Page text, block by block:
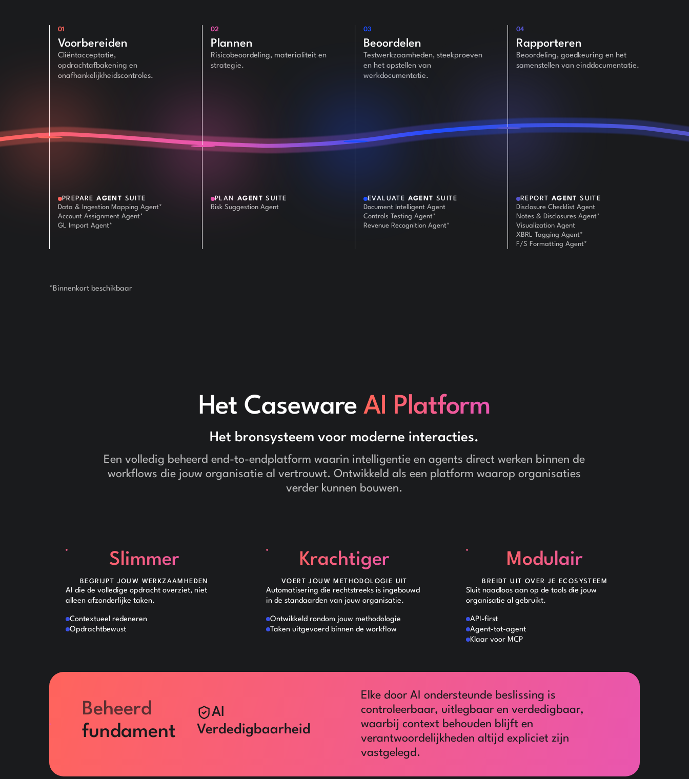
01
Voorbereiden
Cliëntacceptatie,
opdrachtafbakening en
onafhankelijkheidscontroles.
PREPAREAGENT SUITE
Data & Ingestion Mapping Agent*
Account Assignment Agent*
GL Import Agent*
02
Plannen
Risicobeoordeling, materialiteit en
strategie.
PLAN AGENT SUITE
Risk Suggestion Agent
03
Beoordelen
Testwerkzaamheden, steekproeven
en het opstellen van
werkdocumentatie.
EVALUATE AGENT SUITE
Document Intelligent Agent
Controls Testing Agent*
Revenue Recognition Agent*
04
Rapporteren
Beoordeling, goedkeuring en het
samenstellen van einddocumentatie.
REPORT AGENT SUITE
Disclosure Checklist Agent
Notes & Disclosures Agent*
Visualization Agent
XBRL Tagging Agent*
F/S Formatting Agent*
*Binnenkort beschikbaar
Het CasewareAI Platform
Het bronsysteem voor moderne interacties.
Een volledig beheerd end-to-endplatform waarin intelligentie en agents direct werken binnen de
workflows die jouw organisatie al vertrouwt. Ontwikkeld als een platform waarop organisaties
verder kunnen bouwen.
Slimmer
BEGRIJPT JOUW WERKZAAMHEDEN
AI die de volledige opdracht overziet, niet
alleen afzonderlijke taken.
Contextueel redeneren
Opdrachtbewust
Krachtiger
VOERT JOUW METHODOLOGIE UIT
Automatisering die rechtstreeks is ingebouwd
in de standaarden van jouw organisatie.
Ontwikkeld rondom jouw methodologie
Taken uitgevoerd binnen de workflow
Modulair
BREIDT UIT OVER JE ECOSYSTEEM
Sluit naadloos aan op de tools die jouw
organisatie al gebruikt.
API-first
Agent-tot-agent
Klaar voor MCP
Beheerd
fundament
AI
Verdedigbaarheid
Elke door AI ondersteunde beslissing is
controleerbaar, uitlegbaar en verdedigbaar,
waarbij context behouden blijft en
verantwoordelijkheden altijd expliciet zijn
vastgelegd.